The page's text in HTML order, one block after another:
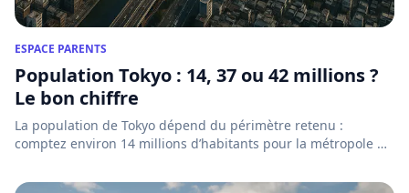
ESPACE PARENTS
Population Tokyo : 14, 37 ou 42 millions ?
Le bon chiffre
La population de Tokyo dépend du périmètre retenu :
comptez environ 14 millions d’habitants pour la métropole de